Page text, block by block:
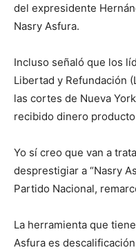
del expresidente
Nasry Asfura.
Incluso señaló que los
Libertad y Refundación
las cortes de Nueva
recibido dinero
Yo sí creo que van a
desprestigiar a “Nasry
Partido Nacional,
La herramienta que
Asfura es